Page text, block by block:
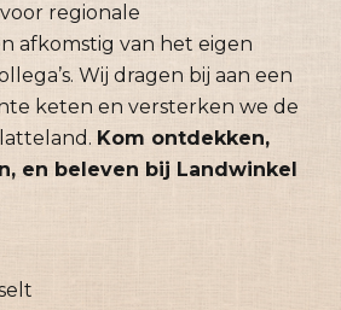
regionale
afkomstig van het eigen
Wij dragen bij aan een
keten en versterken we de
Kom ontdekken,
en beleven bij Landwinkel